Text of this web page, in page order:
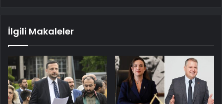
İlgili Makaleler